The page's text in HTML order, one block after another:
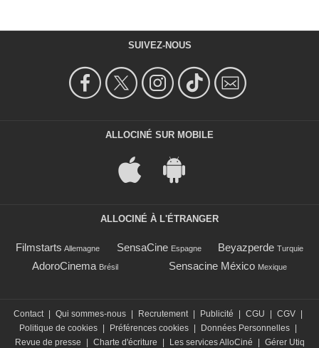
SUIVEZ-NOUS
ALLOCINÉ SUR MOBILE
ALLOCINÉ À L'ÉTRANGER
Filmstarts Allemagne SensaCine Espagne Beyazperde Turquie
AdoroCinema Brésil Sensacine México Mexique
Contact Qui sommes-nous Recrutement Publicité CGU CGV
Politique de cookies
Préférences cookies Données Personnelles
Revue de presse
Charte d'écriture Les services AlloCiné Gérer Utiq